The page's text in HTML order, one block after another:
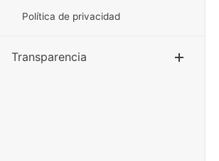
Política de privacidad
Transparencia